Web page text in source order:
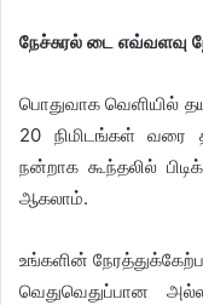
​நேச்சுரல் டை எவ்வளவு
பொதுவாக வெளியில்
20 நிமிடங்கள்
நன்றாக கூந்தலில்
ஆகலாம்.
உங்களின்
வெதுவெதுப்பான